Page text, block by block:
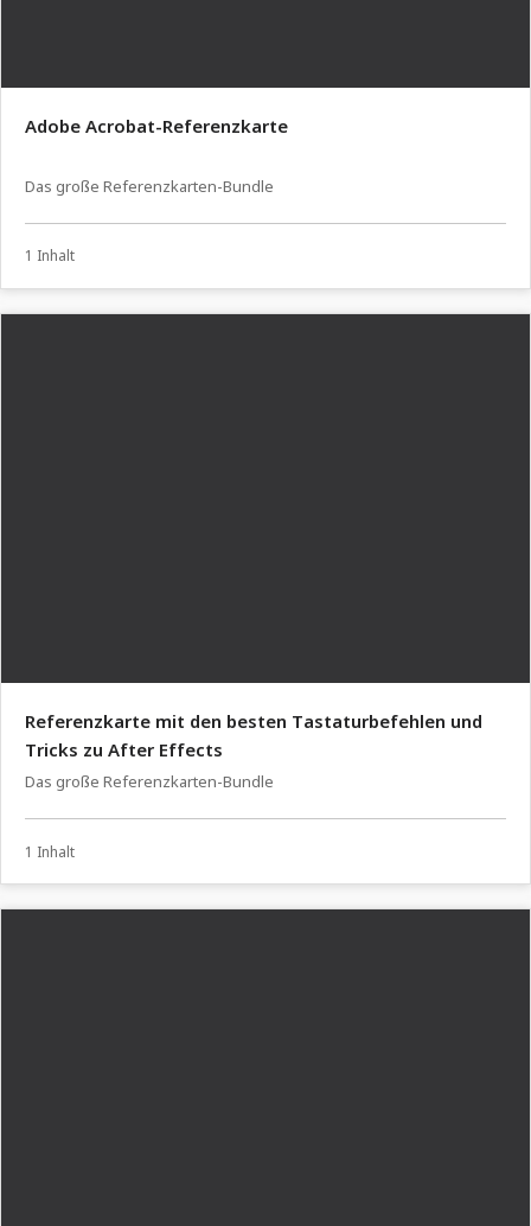
Adobe Acrobat-Referenzkarte
Das große Referenzkarten-Bundle
1 Inhalt
Referenzkarte mit den besten Tastaturbefehlen und
Tricks zu After Effects
Das große Referenzkarten-Bundle
1 Inhalt